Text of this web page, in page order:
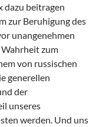
dazu beitragen
zur Beruhigung des
unangenehmen
zum
von russischen
generellen
der
unseres
werden. Und uns